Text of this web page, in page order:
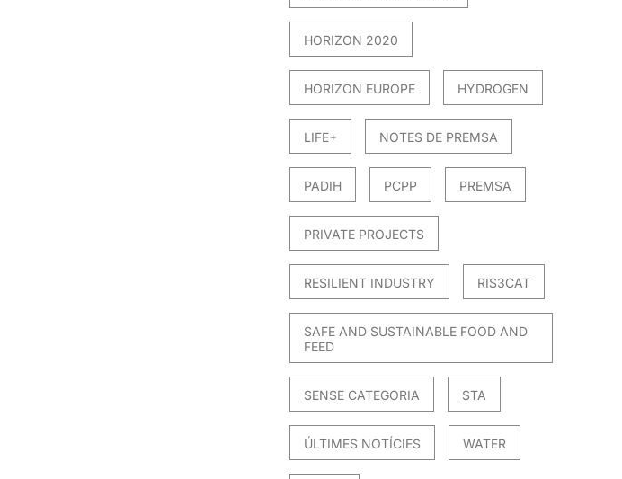
HORIZON 2020
HORIZON EUROPE HYDROGEN
LIFE+ NOTES DE PREMSA
PADIH PCPP PREMSA
PRIVATE PROJECTS
RESILIENT INDUSTRY RIS3CAT
SAFE AND SUSTAINABLE FOOD AND
FEED
SENSE CATEGORIA STA
ÚLTIMES NOTÍCIES WATER